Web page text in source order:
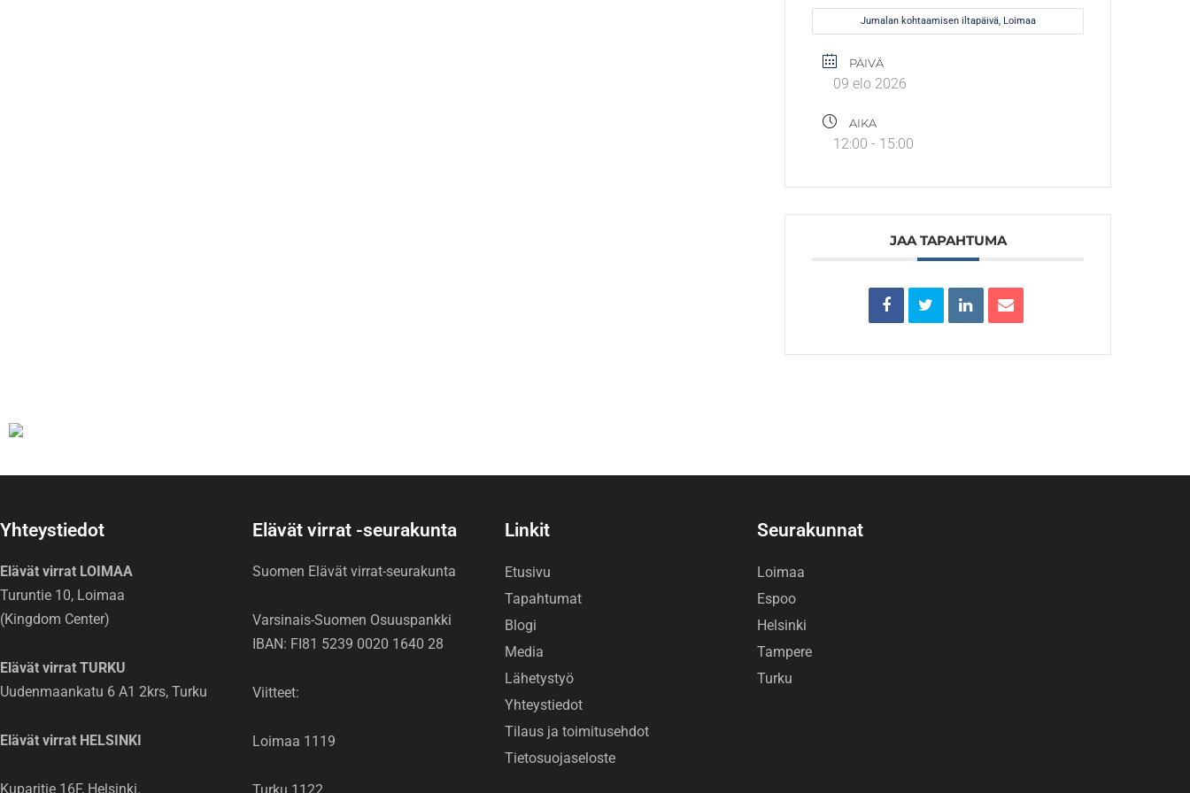
Jumalan kohtaamisen iltapäivä, Loimaa
PÄIVÄ
09 elo 2026
AIKA
12:00 - 15:00
JAA TAPAHTUMA
Yhteystiedot
Elävät virrat LOIMAA
Turuntie 10, Loimaa
(Kingdom Center)
Elävät virrat TURKU
Uudenmaankatu 6 A1 2krs, Turku
Elävät virrat HELSINKI
Kuparitie 16F, Helsinki.
Elävät virrat -seurakunta
Suomen Elävät virrat-seurakunta
Varsinais-Suomen Osuuspankki
IBAN: FI81 5239 0020 1640 28
Viitteet:
Loimaa 1119
Linkit
Etusivu
Tapahtumat
Blogi
Media
Lähetystyö
Yhteystiedot
Tilaus ja toimitusehdot
Tietosuojaseloste
Seurakunnat
Loimaa
Espoo
Helsinki
Tampere
Turku